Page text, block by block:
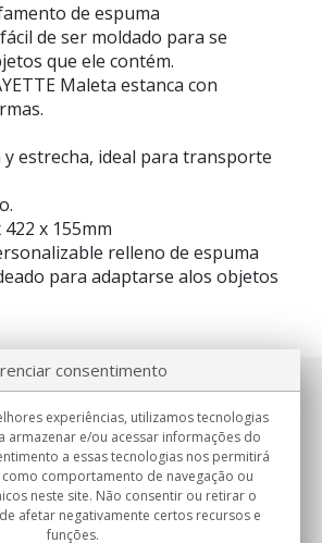
de espuma
de ser moldado para se
que ele contém.
Maleta estanca con
y estrecha, ideal para transporte
x 155mm
relleno de espuma
para adaptarse alos objetos
consentimento
experiências, utilizamos tecnologias
armazenar e/ou acessar informações do
a essas tecnologias nos permitirá
comportamento de navegação ou
neste site. Não consentir ou retirar o
afetar negativamente certos recursos e
funções.